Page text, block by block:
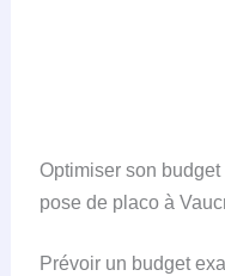
Optimiser son
pose de placo à
Prévoir un budget